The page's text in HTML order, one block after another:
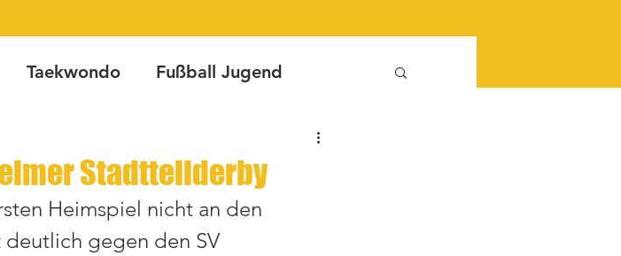
Taekwondo Fußball Jugend
Fitnessboxen
Stadtteilderby
Heimspiel nicht an den
gegen den SV